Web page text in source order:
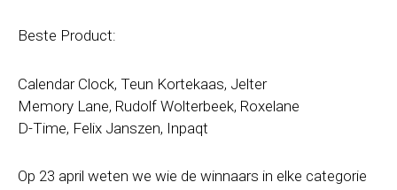
Beste Product:
Calendar Clock, Teun Kortekaas, Jelter
Memory Lane, Rudolf Wolterbeek, Roxelane
D-Time, Felix Janszen, Inpaqt
Op 23 april weten we wie de winnaars in elke categorie